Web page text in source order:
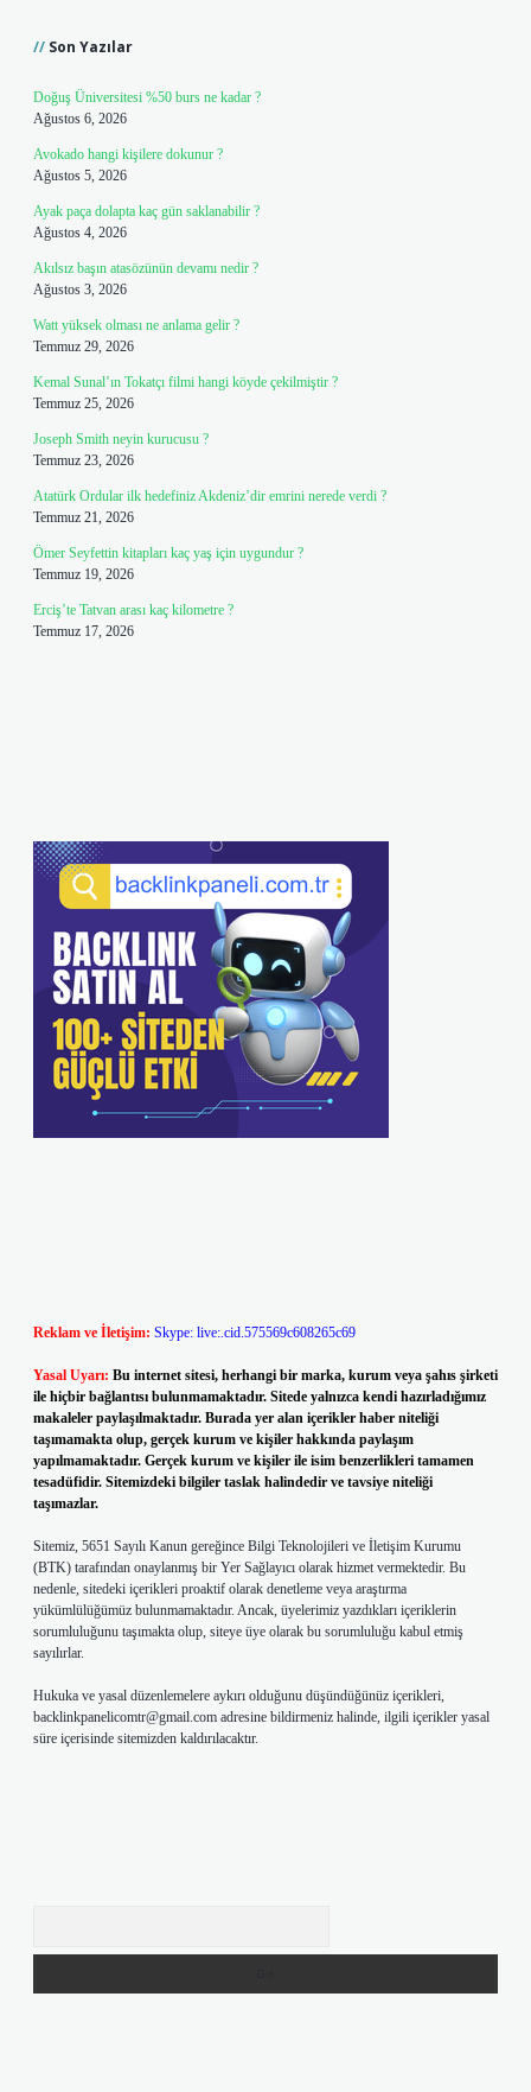
Son Yazılar
Doğuş Üniversitesi %50 burs ne kadar ?
Ağustos 6, 2026
Avokado hangi kişilere dokunur ?
Ağustos 5, 2026
Ayak paça dolapta kaç gün saklanabilir ?
Ağustos 4, 2026
Akılsız başın atasözünün devamı nedir ?
Ağustos 3, 2026
Watt yüksek olması ne anlama gelir ?
Temmuz 29, 2026
Kemal Sunal’ın Tokatçı filmi hangi köyde çekilmiştir ?
Temmuz 25, 2026
Joseph Smith neyin kurucusu ?
Temmuz 23, 2026
Atatürk Ordular ilk hedefiniz Akdeniz’dir emrini nerede verdi ?
Temmuz 21, 2026
Ömer Seyfettin kitapları kaç yaş için uygundur ?
Temmuz 19, 2026
Erciş’te Tatvan arası kaç kilometre ?
Temmuz 17, 2026
Reklam ve İletişim: Skype: live:.cid.575569c608265c69
Yasal Uyarı: Bu internet sitesi, herhangi bir marka, kurum veya şahıs şirketi
ile hiçbir bağlantısı bulunmamaktadır. Sitede yalnızca kendi hazırladığımız
makaleler paylaşılmaktadır. Burada yer alan içerikler haber niteliği
taşımamakta olup, gerçek kurum ve kişiler hakkında paylaşım
yapılmamaktadır. Gerçek kurum ve kişiler ile isim benzerlikleri tamamen
tesadüfidir. Sitemizdeki bilgiler taslak halindedir ve tavsiye niteliği
taşımazlar.
Sitemiz, 5651 Sayılı Kanun gereğince Bilgi Teknolojileri ve İletişim Kurumu
(BTK) tarafından onaylanmış bir Yer Sağlayıcı olarak hizmet vermektedir. Bu
nedenle, sitedeki içerikleri proaktif olarak denetleme veya araştırma
yükümlülüğümüz bulunmamaktadır. Ancak, üyelerimiz yazdıkları içeriklerin
sorumluluğunu taşımakta olup, siteye üye olarak bu sorumluluğu kabul etmiş
sayılırlar.
Hukuka ve yasal düzenlemelere aykırı olduğunu düşündüğünüz içerikleri,
backlinkpanelicomtr@gmail.com adresine bildirmeniz halinde, ilgili içerikler yasal
süre içerisinde sitemizden kaldırılacaktır.